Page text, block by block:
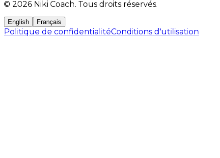
© 2026 Niki Coach. Tous droits réservés.
English Français
Politique de confidentialitéConditions d'utilisation